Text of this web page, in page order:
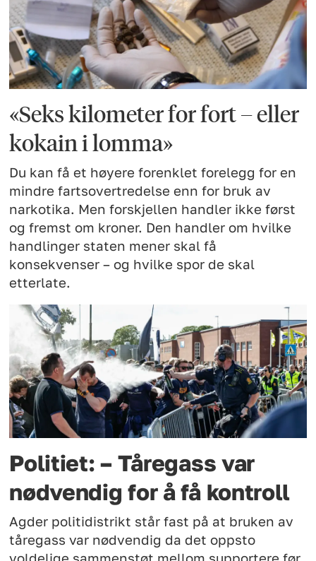
«Seks kilometer for fort – eller
kokain i lomma»
Du kan få et høyere forenklet forelegg for en
mindre fartsovertredelse enn for bruk av
narkotika. Men forskjellen handler ikke først
og fremst om kroner. Den handler om hvilke
handlinger staten mener skal få
konsekvenser – og hvilke spor de skal
etterlate.
Politiet: – Tåregass var
nødvendig for å få kontroll
Agder politidistrikt står fast på at bruken av
tåregass var nødvendig da det oppsto